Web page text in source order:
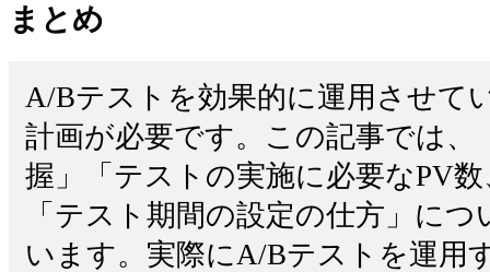
まとめ
A/Bテストを効果的に運用させて
計画が必要です。この記事では、
握」「テストの実施に必要なPV
「テスト期間の設定の仕方」に
います。実際にA/Bテストを運用